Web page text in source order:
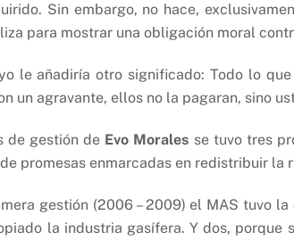
Sin embargo, no hace,
para mostrar una obligación moral
le añadiría otro significado: Todo lo
un agravante, ellos no la pagaran, sino
de gestión de Evo Morales se tuvo tres
promesas enmarcadas en redistribuir
gestión (2006 – 2009) el MAS tuvo
la industria gasífera. Y dos,